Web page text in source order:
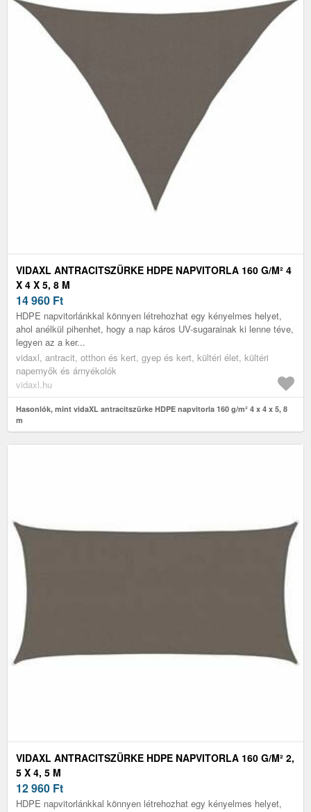
VIDAXL ANTRACITSZÜRKE HDPE NAPVITORLA 160 G/M² 4
X 4 X 5, 8 M
14 960 Ft
HDPE napvitorlánkkal könnyen létrehozhat egy kényelmes helyet,
ahol anélkül pihenhet, hogy a nap káros UV-sugarainak ki lenne téve,
legyen az a ker...
vidaxl, antracit, otthon és kert, gyep és kert, kültéri élet, kültéri
napernyők és árnyékolók
vidaxl.hu
Hasonlók, mint vidaXL antracitszürke HDPE napvitorla 160 g/m² 4 x 4 x 5, 8
m
VIDAXL ANTRACITSZÜRKE HDPE NAPVITORLA 160 G/M² 2,
5 X 4, 5 M
12 960 Ft
HDPE napvitorlánkkal könnyen létrehozhat egy kényelmes helyet,